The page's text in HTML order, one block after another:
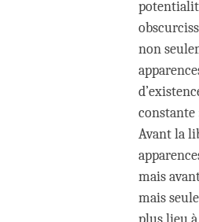
non
Avant la
mais
mais